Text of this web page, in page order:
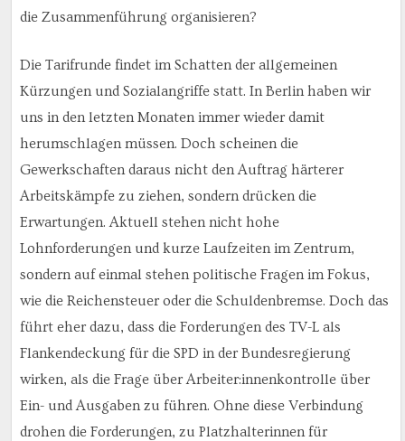
die Zusammenführung organisieren?
Die Tarifrunde findet im Schatten der allgemeinen
Kürzungen und Sozialangriffe statt. In Berlin haben wir
uns in den letzten Monaten immer wieder damit
herumschlagen müssen. Doch scheinen die
Gewerkschaften daraus nicht den Auftrag härterer
Arbeitskämpfe zu ziehen, sondern drücken die
Erwartungen. Aktuell stehen nicht hohe
Lohnforderungen und kurze Laufzeiten im Zentrum,
sondern auf einmal stehen politische Fragen im Fokus,
wie die Reichensteuer oder die Schuldenbremse. Doch das
führt eher dazu, dass die Forderungen des TV-L als
Flankendeckung für die SPD in der Bundesregierung
wirken, als die Frage über Arbeiter:innenkontrolle über
Ein- und Ausgaben zu führen. Ohne diese Verbindung
drohen die Forderungen, zu Platzhalterinnen für